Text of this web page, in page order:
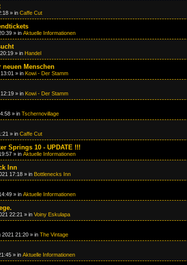
» in Caffe Cut
» in Aktuelle Informationen
» in Handel
neuen Menschen
» in Kowi - Der Stamm
» in Kowi - Der Stamm
» in Tschernovillage
» in Caffe Cut
Springs 10 - UPDATE !!!
» in Aktuelle Informationen
Inn
17:18 » in Bottlenecks Inn
» in Aktuelle Informationen
22:21 » in Voiny Eskulapa
2021 21:20 » in The Vintage
» in Aktuelle Informationen